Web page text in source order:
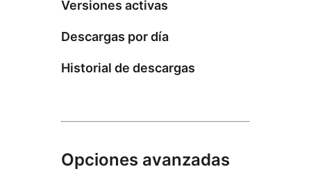
Versiones activas
Descargas por día
Historial de descargas
Opciones avanzadas